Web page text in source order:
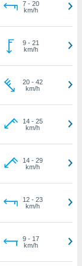
7- 20
km/h
9- 21
km/h
20- 42
km/h
14- 25
km/h
14- 29
km/h
12- 23
km/h
9- 17
km/h